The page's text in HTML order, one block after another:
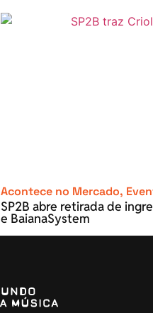
Acontece no Mercado,
SP2B abre retirada de
e BaianaSystem